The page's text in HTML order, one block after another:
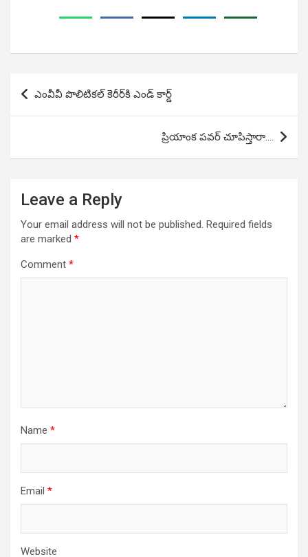
Post
navigation
ఎంవీవీ పొలిటికల్ కెరీర్‌కి ఎండ్ కార్డ్
ప్రియాంక పవర్ చూపిస్తారా….
Leave a Reply
Your email address will not be published. Required fields
are marked *
Comment *
Name *
Email *
Website